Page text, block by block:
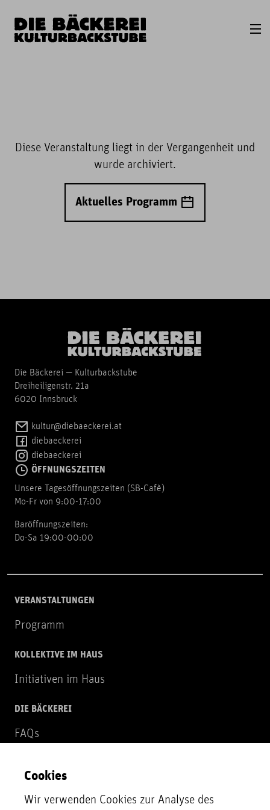
Diese Veranstaltung liegt in der Vergangenheit und
wurde archiviert.
Aktuelles Programm
Die Bäckerei — Kulturbackstube
Dreiheiligenstr. 21a
6020 Innsbruck
kultur@diebaeckerei.at
diebaeckerei
diebaeckerei
ÖFFNUNGSZEITEN
Unsere Tagesöffnungszeiten (SB-Cafè)
Mo-Fr von 9:00-17:00
Baröffnungszeiten:
Do-Sa 19:00-00:00
VERANSTALTUNGEN
Programm
KOLLEKTIVE IM HAUS
Initiativen im Haus
DIE BÄCKEREI
FAQs
NEWSLETTER
Zur Newsletter Anmeldung
Cookies
Wir verwenden Cookies zur Analyse des